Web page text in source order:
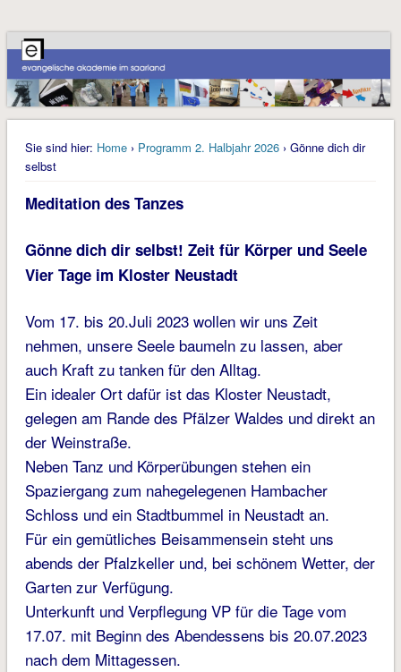
Sie sind hier: Home› Programm 2. Halbjahr 2026› Gönne dich dir
selbst
Meditation des Tanzes
Gönne dich dir selbst! Zeit für Körper und Seele
Vier Tage im Kloster Neustadt
Vom 17. bis 20.Juli 2023 wollen wir uns Zeit
nehmen, unsere Seele baumeln zu lassen, aber
auch Kraft zu tanken für den Alltag.
Ein idealer Ort dafür ist das Kloster Neustadt,
gelegen am Rande des Pfälzer Waldes und direkt an
der Weinstraße.
Neben Tanz und Körperübungen stehen ein
Spaziergang zum nahegelegenen Hambacher
Schloss und ein Stadtbummel in Neustadt an.
Für ein gemütliches Beisammensein steht uns
abends der Pfalzkeller und, bei schönem Wetter, der
Garten zur Verfügung.
Unterkunft und Verpflegung VP für die Tage vom
17.07. mit Beginn des Abendessens bis 20.07.2023
nach dem Mittagessen.